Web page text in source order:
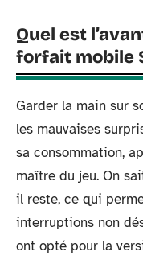
Quel est
forfait mobile
Garder la main sur
les mauvaises
sa consommation,
maître du jeu. On
il reste, ce qui
interruptions non
ont opté pour la